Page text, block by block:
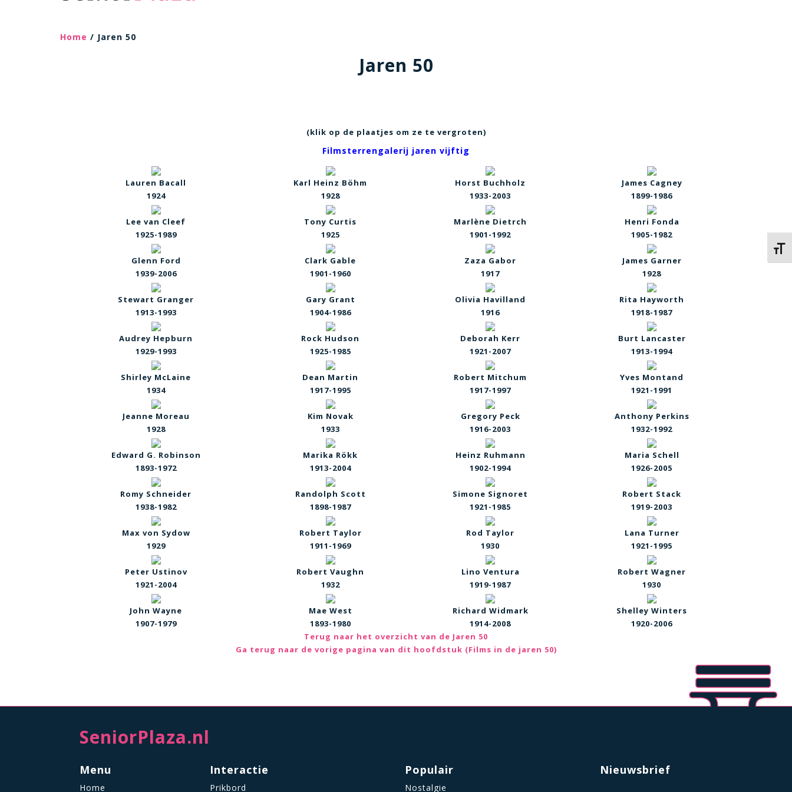
Home / Jaren 50
Jaren 50
(klik op de plaatjes om ze te vergroten)
Filmsterrengalerij jaren vijftig
Lauren Bacall
1924
Karl Heinz Böhm
1928
Horst Buchholz
1933-2003
James Cagney
1899-1986
Lee van Cleef
1925-1989
Tony Curtis
1925
Marlène Dietrch
1901-1992
Henri Fonda
1905-1982
Glenn Ford
1939-2006
Clark Gable
1901-1960
Zaza Gabor
1917
James Garner
1928
Stewart Granger
1913-1993
Gary Grant
1904-1986
Olivia Havilland
1916
Rita Hayworth
1918-1987
Audrey Hepburn
1929-1993
Rock Hudson
1925-1985
Deborah Kerr
1921-2007
Burt Lancaster
1913-1994
Shirley McLaine
1934
Dean Martin
1917-1995
Robert Mitchum
1917-1997
Yves Montand
1921-1991
Jeanne Moreau
1928
Kim Novak
1933
Gregory Peck
1916-2003
Anthony Perkins
1932-1992
Edward G. Robinson
1893-1972
Marika Rökk
1913-2004
Heinz Ruhmann
1902-1994
Maria Schell
1926-2005
Romy Schneider
1938-1982
Randolph Scott
1898-1987
Simone Signoret
1921-1985
Robert Stack
1919-2003
Max von Sydow
1929
Robert Taylor
1911-1969
Rod Taylor
1930
Lana Turner
1921-1995
Peter Ustinov
1921-2004
Robert Vaughn
1932
Lino Ventura
1919-1987
Robert Wagner
1930
John Wayne
1907-1979
Mae West
1893-1980
Richard Widmark
1914-2008
Shelley Winters
1920-2006
Terug naar het overzicht van de Jaren 50
Ga terug naar de vorige pagina van dit hoofdstuk (Films in de jaren 50)
SeniorPlaza.nl
Menu
Home
Interactie
Prikbord
Populair
Nostalgie
Nieuwsbrief